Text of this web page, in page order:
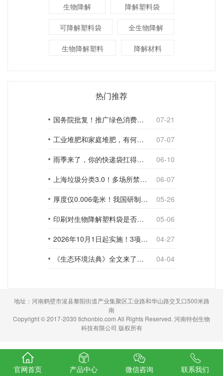
生物降解 降解塑料袋
可降解塑料袋 全生物降解
生物降解塑料 降解材料
热门推荐
国务院批复！推广绿色消费，引导使用环保可降解包装材料
07-21
工业堆肥和家庭堆肥，有何不同？
07-07
雨季来了，你的快递袋扛得住吗？
06-10
上海垃圾分类3.0！多场所禁止使用一次性塑料袋；推动快递包装绿色转型
06-07
厚度仅0.006毫米！我国研制出超薄型全生物降解渗水地膜
05-26
印刷对生物降解塑料袋是否构成影响？
05-06
2026年10月1日起实施！3项生物降解能力检测新国标
04-27
《生态环境法典》全文来了！降解材料、生物基应用与包装环保规范
04-04
地址：河南鹤壁市浚县黎阳街道产业集聚区工业路和华山路交叉口500米路
南
Copyright © 2017-2030 tichonbio.com All Rights Reserved. 河南特创生物
科技有限公司 版权所有
官网首页 产品中心 微信咨询 联系我们